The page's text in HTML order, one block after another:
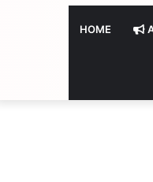
HOME